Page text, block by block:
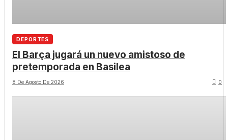
DEPORTES
El Barça jugará un nuevo amistoso de
pretemporada en Basilea
8 De Agosto De 2026 0